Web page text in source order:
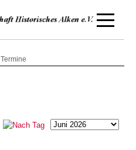
Off-
Termine